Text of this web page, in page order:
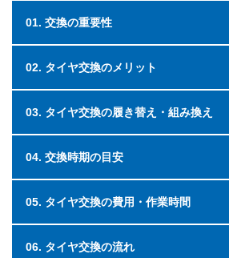
01. 交換の重要性
02. タイヤ交換のメリット
03. タイヤ交換の履き替え・組み換え
04. 交換時期の目安
05. タイヤ交換の費用・作業時間
06. タイヤ交換の流れ